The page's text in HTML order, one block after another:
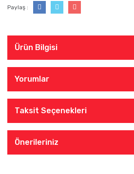
Paylaş :
Ürün Bilgisi
Yorumlar
Taksit Seçenekleri
Önerileriniz